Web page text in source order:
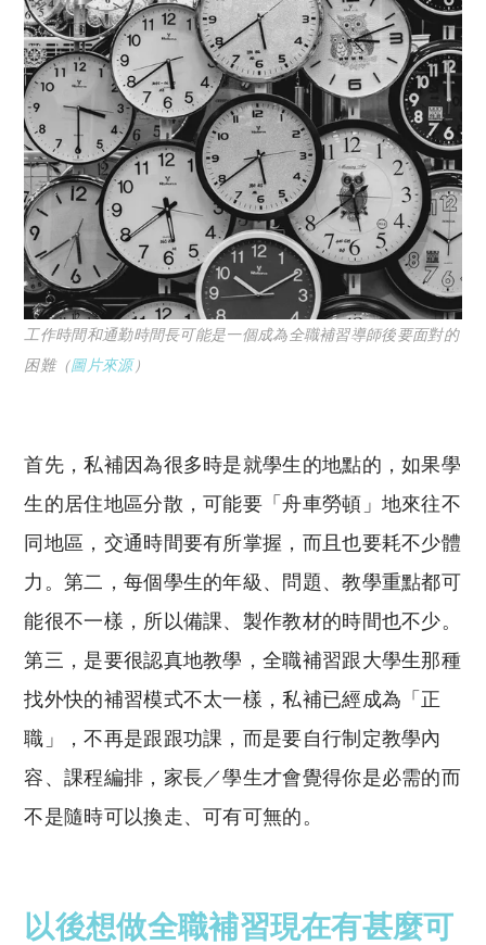
工作時間和通勤時間長可能是一個成為全職補習導師後要面對的
困難（圖片來源）
首先，私補因為很多時是就學生的地點的，如果學
生的居住地區分散，可能要「舟車勞頓」地來往不
同地區，交通時間要有所掌握，而且也要耗不少體
力。第二，每個學生的年級、問題、教學重點都可
能很不一樣，所以備課、製作教材的時間也不少。
第三，是要很認真地教學，全職補習跟大學生那種
找外快的補習模式不太一樣，私補已經成為「正
職」，不再是跟跟功課，而是要自行制定教學內
容、課程編排，家長／學生才會覺得你是必需的而
不是隨時可以換走、可有可無的。
以後想做全職補習現在有甚麼可